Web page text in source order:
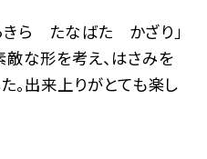
きら たなばた かざり」
敵な形を考え、はさみを
。出来上りがとても楽し